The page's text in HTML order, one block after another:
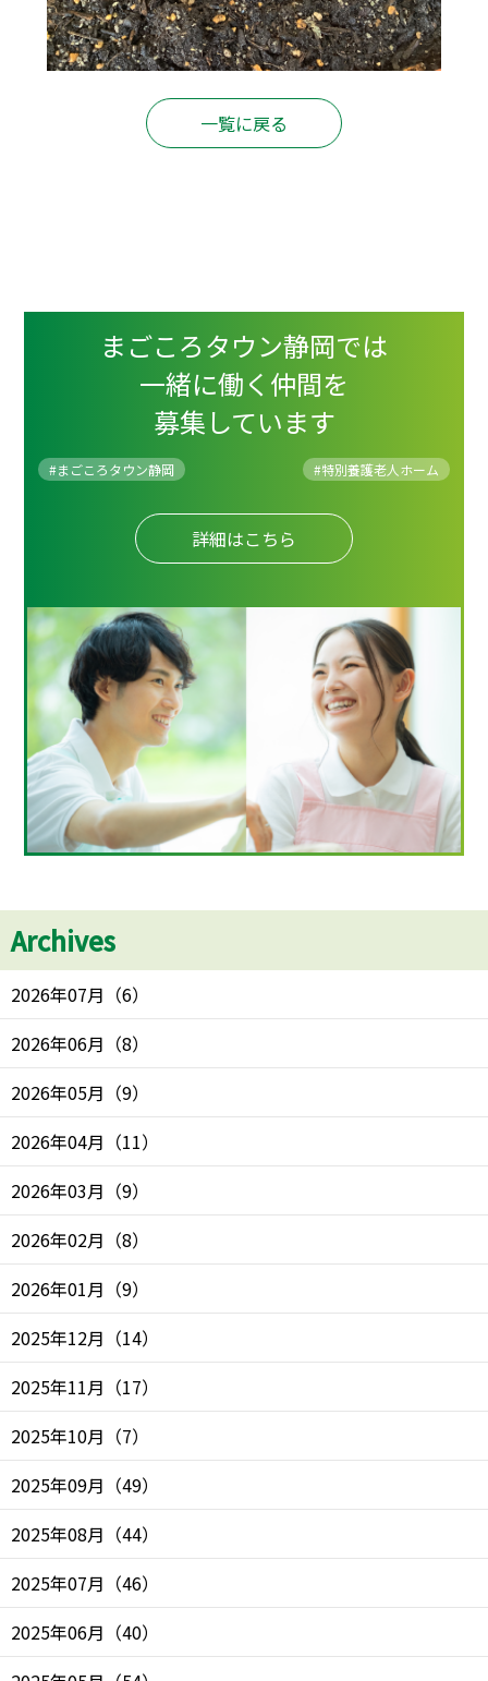
一覧に戻る
まごころタウン静岡では
一緒に働く仲間を
募集しています
#まごころタウン静岡 #特別養護老人ホーム
詳細はこちら
Archives
2026年07月 （6）
2026年06月 （8）
2026年05月 （9）
2026年04月 （11）
2026年03月 （9）
2026年02月 （8）
2026年01月 （9）
2025年12月 （14）
2025年11月 （17）
2025年10月 （7）
2025年09月 （49）
2025年08月 （44）
2025年07月 （46）
2025年06月 （40）